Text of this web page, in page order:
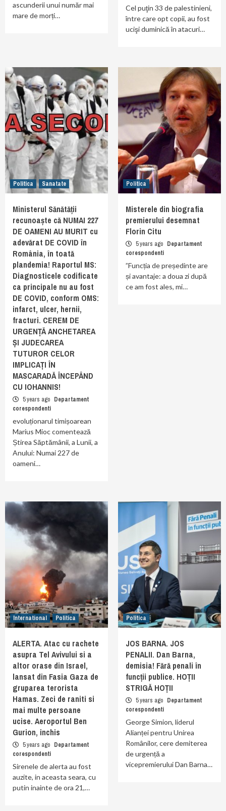
ascunderii unui număr mai
mare de morți…
Cel puţin 33 de palestinieni,
între care opt copii, au fost
ucişi duminică în atacuri…
Politica Sanatate
Ministerul Sănătății
recunoaște că NUMAI 227
DE OAMENI AU MURIT cu
adevărat DE COVID în
România, în toată
plandemia! Raportul MS:
Diagnosticele codificate
ca principale nu au fost
DE COVID, conform OMS:
infarct, ulcer, hernii,
fracturi. CEREM DE
URGENȚĂ ANCHETAREA
ȘI JUDECAREA
TUTUROR CELOR
IMPLICAȚI ÎN
MASCARADĂ ÎNCEPÂND
CU IOHANNIS!
5 years ago Departament
corespondenti
evoluționarul timișoarean
Marius Mioc comentează
Știrea Săptămânii, a Lunii, a
Anului: Numai 227 de
oameni…
Politica
Misterele din biografia
premierului desemnat
Florin Citu
5 years ago Departament
corespondenti
”Funcția de președinte are
și avantaje: a doua zi după
ce am fost ales, mi…
International Politica
ALERTA. Atac cu rachete
asupra Tel Avivului si a
altor orase din Israel,
lansat din Fasia Gaza de
gruparea terorista
Hamas. Zeci de raniti si
mai multe persoane
ucise. Aeroportul Ben
Gurion, inchis
5 years ago Departament
corespondenti
Sirenele de alerta au fost
auzite, in aceasta seara, cu
putin inainte de ora 21,…
Politica
JOS BARNA. JOS
PENALII. Dan Barna,
demisia! Fără penali în
funcții publice. HOȚII
STRIGĂ HOȚII
5 years ago Departament
corespondenti
George Simion, liderul
Alianței pentru Unirea
Românilor, cere demiterea
de urgență a
vicepremierului Dan Barna…